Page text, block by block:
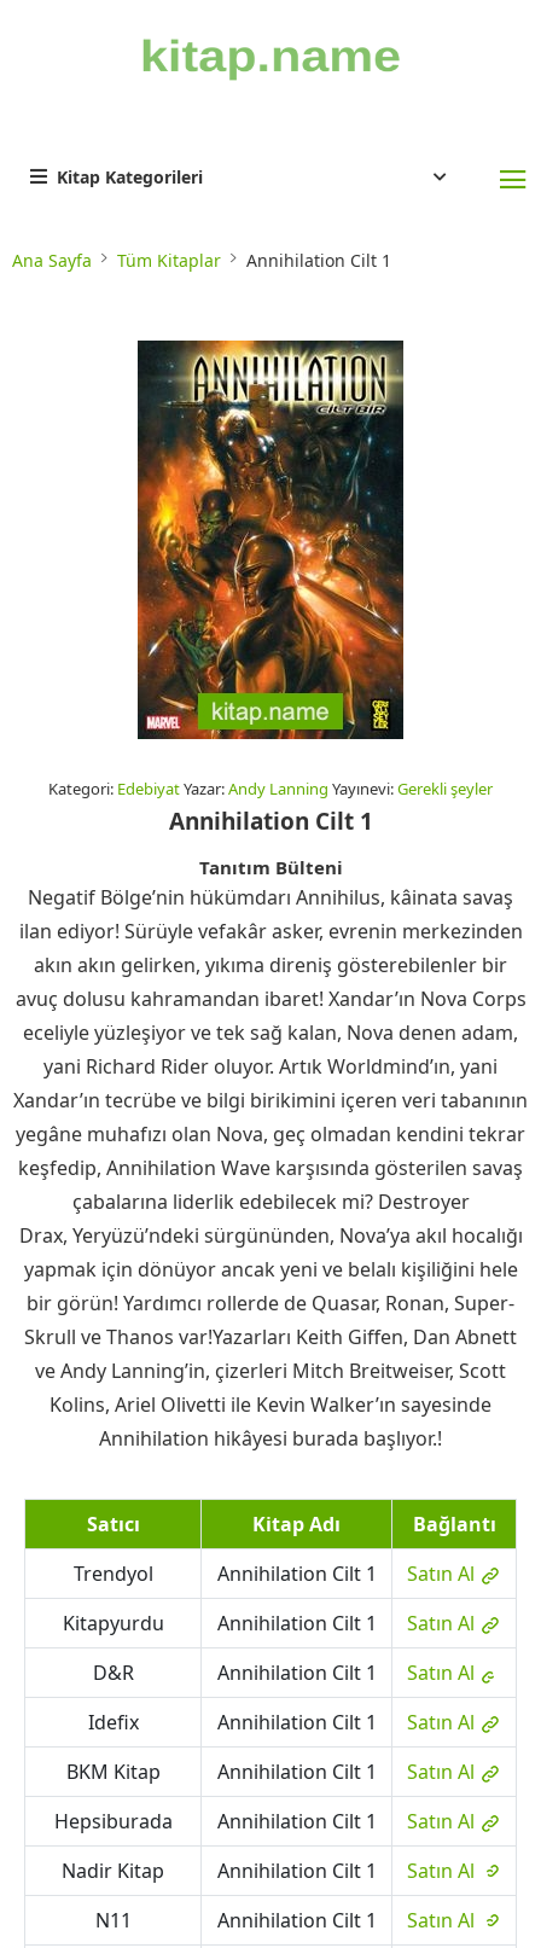
Kitap Kategorileri
Ana Sayfa Tüm Kitaplar Annihilation Cilt 1
Kategori: EdebiyatYazar:Andy Lanning Yayınevi:Gerekli şeyler
Annihilation Cilt 1
Tanıtım Bülteni
Negatif Bölge’nin hükümdarı Annihilus, kâinata savaş
ilan ediyor! Sürüyle vefakâr asker, evrenin merkezinden
akın akın gelirken, yıkıma direniş gösterebilenler bir
avuç dolusu kahramandan ibaret! Xandar’ın Nova Corps
eceliyle yüzleşiyor ve tek sağ kalan, Nova denen adam,
yani Richard Rider oluyor. Artık Worldmind’ın, yani
Xandar’ın tecrübe ve bilgi birikimini içeren veri tabanının
yegâne muhafızı olan Nova, geç olmadan kendini tekrar
keşfedip, Annihilation Wave karşısında gösterilen savaş
çabalarına liderlik edebilecek mi? Destroyer
Drax, Yeryüzü’ndeki sürgününden, Nova’ya akıl hocalığı
yapmak için dönüyor ancak yeni ve belalı kişiliğini hele
bir görün! Yardımcı rollerde de Quasar, Ronan, Super-
Skrull ve Thanos var!Yazarları Keith Giffen, Dan Abnett
ve Andy Lanning’in, çizerleri Mitch Breitweiser, Scott
Kolins, Ariel Olivetti ile Kevin Walker’ın sayesinde
Annihilation hikâyesi burada başlıyor.!
Satıcı Kitap Adı
Bağlantı
Trendyol
Annihilation Cilt 1
Satın Al
Kitapyurdu
Annihilation Cilt 1
Satın Al
D&R
Annihilation Cilt 1
Satın Al
Idefix
Annihilation Cilt 1
Satın Al
BKM Kitap
Annihilation Cilt 1
Satın Al
Hepsiburada
Annihilation Cilt 1
Satın Al
Nadir Kitap
Annihilation Cilt 1
Satın Al
N11
Annihilation Cilt 1
Satın Al